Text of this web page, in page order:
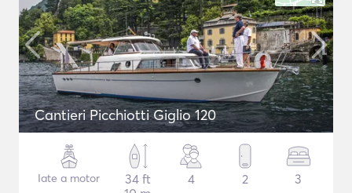
Cantieri Picchiotti Giglio 120
Iate a motor
34 ft
4 2 3